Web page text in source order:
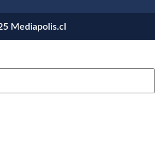
Mediapolis.cl